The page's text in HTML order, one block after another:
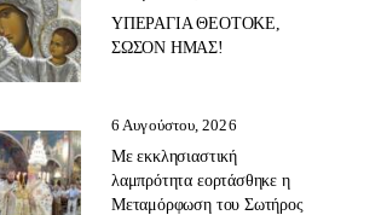
ΥΠΕΡΑΓΙΑ ΘΕΟΤΟΚΕ,
ΣΩΣΟΝ ΗΜΑΣ!
6 Αυγούστου, 2026
Με εκκλησιαστική
λαμπρότητα εορτάσθηκε η
Μεταμόρφωση του Σωτήρος